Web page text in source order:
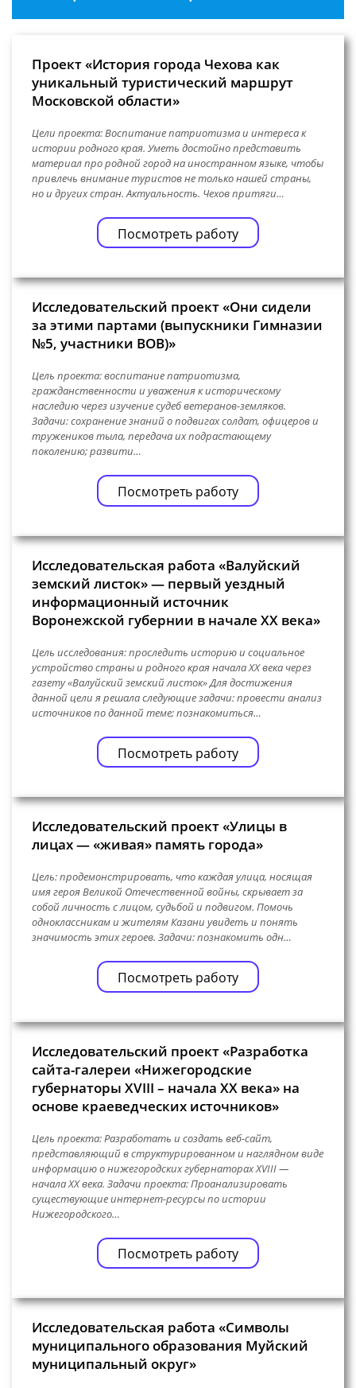
Проект «История города Чехова как
уникальный туристический маршрут
Московской области»
Цели проекта: Воспитание патриотизма и интереса к
истории родного края. Уметь достойно представить
материал про родной город на иностранном языке, чтобы
привлечь внимание туристов не только нашей страны,
но и других стран. Актуальность. Чехов притяги…
Посмотреть работу
Исследовательский проект «Они сидели
за этими партами (выпускники Гимназии
№5, участники ВОВ)»
Цель проекта: воспитание патриотизма,
гражданственности и уважения к историческому
наследию через изучение судеб ветеранов-земляков.
Задачи: сохранение знаний о подвигах солдат, офицеров и
тружеников тыла, передача их подрастающему
поколению; развити…
Посмотреть работу
Исследовательская работа «Валуйский
земский листок» — первый уездный
информационный источник
Воронежской губернии в начале XX века»
Цель исследования: проследить историю и социальное
устройство страны и родного края начала XX века через
газету «Валуйский земский листок» Для достижения
данной цели я решала следующие задачи: провести анализ
источников по данной теме; познакомиться…
Посмотреть работу
Исследовательский проект «Улицы в
лицах — «живая» память города»
Цель: продемонстрировать, что каждая улица, носящая
имя героя Великой Отечественной войны, скрывает за
собой личность с лицом, судьбой и подвигом. Помочь
одноклассникам и жителям Казани увидеть и понять
значимость этих героев. Задачи: познакомить одн…
Посмотреть работу
Исследовательский проект «Разработка
сайта-галереи «Нижегородские
губернаторы XVIII – начала XX века» на
основе краеведческих источников»
Цель проекта: Разработать и создать веб-сайт,
представляющий в структурированном и наглядном виде
информацию о нижегородских губернаторах XVIII —
начала XX века. Задачи проекта: Проанализировать
существующие интернет-ресурсы по истории
Нижегородского…
Посмотреть работу
Исследовательская работа «Символы
муниципального образования Муйский
муниципальный округ»